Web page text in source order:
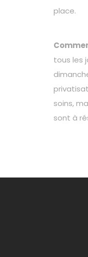
place.
tous les
soins,
sont à